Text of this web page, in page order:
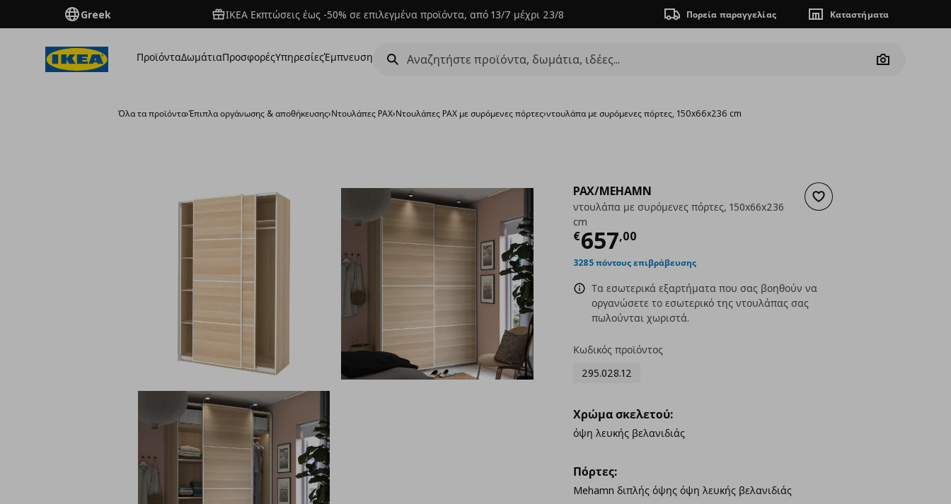
Greek ΙΚΕΑ Εκπτώσεις έως -50% σε επιλεγμένα προϊόντα, από 13/7 μέχρι 23/8 Πορεία παραγγελίας Καταστήματα
ΠροϊόνταΔωμάτιαΠροσφορέςΥπηρεσίεςΈμπνευση
Camera
Όλα τα προϊόντα›Έπιπλα οργάνωσης & αποθήκευσης›Ντουλάπες PAX›Ντουλάπες PAX με συρόμενες πόρτες›ντουλάπα με συρόμενες πόρτες, 150x66x236 cm
Προσθήκη στα αγαπημένα
PAX/MEHAMN
ντουλάπα με συρόμενες πόρτες, 150x66x236
cm
€657,00
Τρέχουσα τιμή
3285 πόντους επιβράβευσης
Τα εσωτερικά εξαρτήματα που σας βοηθούν να
οργανώσετε το εσωτερικό της ντουλάπας σας
πωλούνται χωριστά.
Κωδικός προϊόντος
295.028.12
Χρώμα σκελετού:
όψη λευκής βελανιδιάς
Πόρτες:
Mehamn διπλής όψης όψη λευκής βελανιδιάς